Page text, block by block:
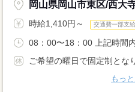
岡山県岡山市東区/西大
時給1,410円～ 交通費一部支給
08：00〜18：00 上記時間
ご希望の曜日で固定制とな
もっ